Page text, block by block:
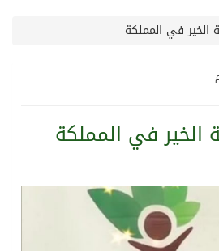
جلسة مجلس الوزراء في جدة
الخير في المملكة
الخير في المملكة